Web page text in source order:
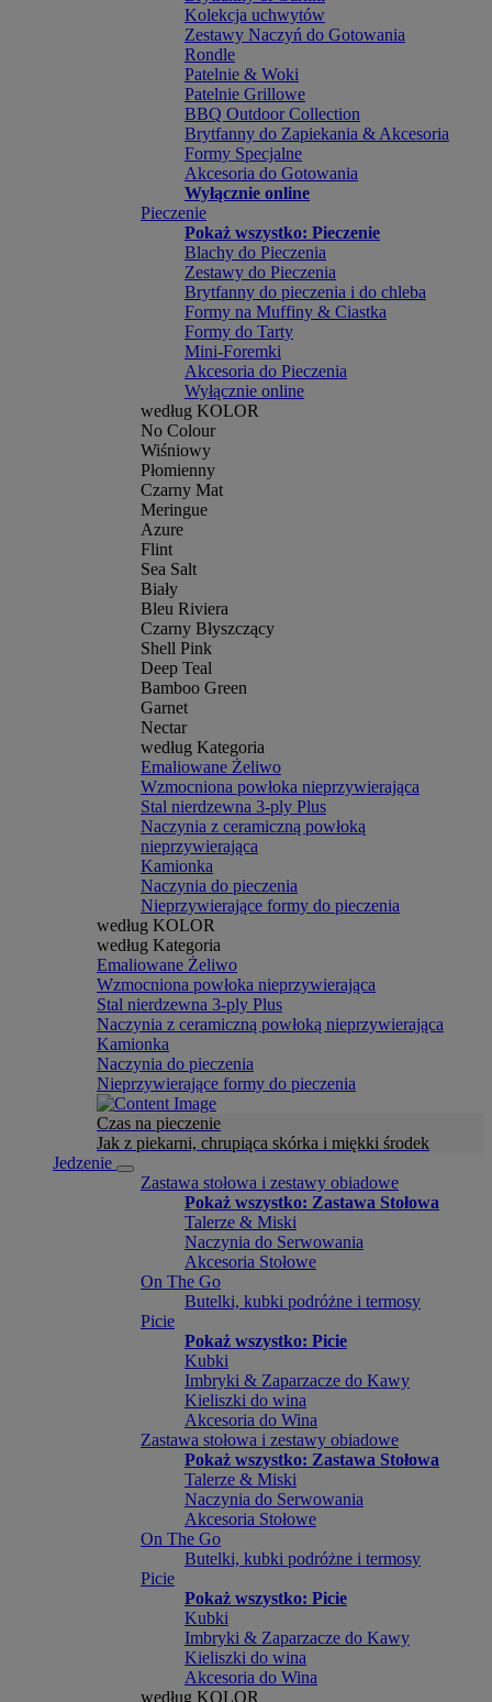
Kolekcja uchwytów
Zestawy Naczyń do Gotowania
Rondle
Patelnie & Woki
Patelnie Grillowe
BBQ Outdoor Collection
Brytfanny do Zapiekania & Akcesoria
Formy Specjalne
Akcesoria do Gotowania
Wyłącznie online
Pieczenie
Pokaż wszystko: Pieczenie
Blachy do Pieczenia
Zestawy do Pieczenia
Brytfanny do pieczenia i do chleba
Formy na Muffiny & Ciastka
Formy do Tarty
Mini-Foremki
Akcesoria do Pieczenia
Wyłącznie online
według KOLOR
No Colour
Wiśniowy
Płomienny
Czarny Mat
Meringue
Azure
Flint
Sea Salt
Biały
Bleu Riviera
Czarny Błyszczący
Shell Pink
Deep Teal
Bamboo Green
Garnet
Nectar
według Kategoria
Emaliowane Żeliwo
Wzmocniona powłoka nieprzywierająca
Stal nierdzewna 3-ply Plus
Naczynia z ceramiczną powłoką
nieprzywierająca
Kamionka
Naczynia do pieczenia
Nieprzywierające formy do pieczenia
według KOLOR
według Kategoria
Emaliowane Żeliwo
Wzmocniona powłoka nieprzywierająca
Stal nierdzewna 3-ply Plus
Naczynia z ceramiczną powłoką nieprzywierająca
Kamionka
Naczynia do pieczenia
Nieprzywierające formy do pieczenia
Czas na pieczenie
Jak z piekarni, chrupiąca skórka i miękki środek
Jedzenie
Zastawa stołowa i zestawy obiadowe
Pokaż wszystko: Zastawa Stołowa
Talerze & Miski
Naczynia do Serwowania
Akcesoria Stołowe
On The Go
Butelki, kubki podróżne i termosy
Picie
Pokaż wszystko: Picie
Kubki
Imbryki & Zaparzacze do Kawy
Kieliszki do wina
Akcesoria do Wina
Zastawa stołowa i zestawy obiadowe
Pokaż wszystko: Zastawa Stołowa
Talerze & Miski
Naczynia do Serwowania
Akcesoria Stołowe
On The Go
Butelki, kubki podróżne i termosy
Picie
Pokaż wszystko: Picie
Kubki
Imbryki & Zaparzacze do Kawy
Kieliszki do wina
Akcesoria do Wina
według KOLOR